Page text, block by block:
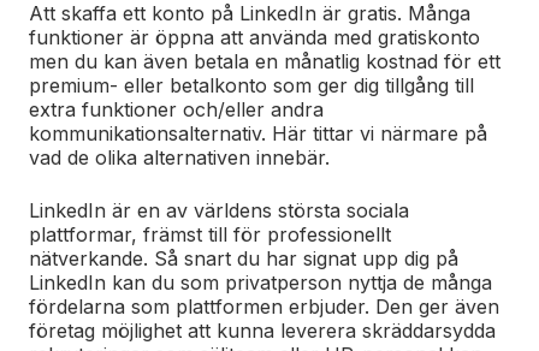
Att skaffa ett konto på LinkedIn är gratis. Många
funktioner är öppna att använda med gratiskonto
men du kan även betala en månatlig kostnad för ett
premium- eller betalkonto som ger dig tillgång till
extra funktioner och/eller andra
kommunikationsalternativ. Här tittar vi närmare på
vad de olika alternativen innebär.
LinkedIn är en av världens största sociala
plattformar, främst till för professionellt
nätverkande. Så snart du har signat upp dig på
LinkedIn kan du som privatperson nyttja de många
fördelarna som plattformen erbjuder. Den ger även
företag möjlighet att kunna leverera skräddarsydda